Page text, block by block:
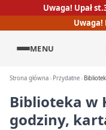
Uwaga! Upał
Uwaga!
MENU
Strona główna Przydatne
Biblioteka w
godziny,